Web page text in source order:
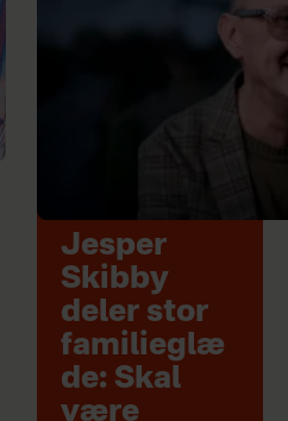
Jesper
Skibby
deler stor
familieglæ
de: Skal
være